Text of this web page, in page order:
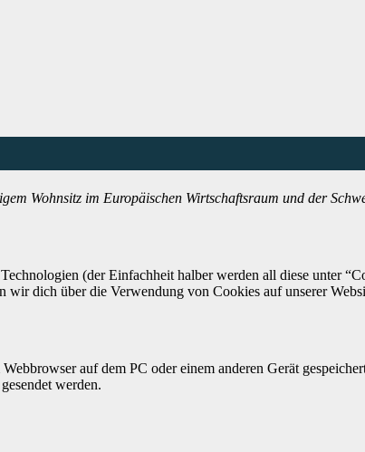
Wohn­sitz im Europäis­chen Wirtschaft­sraum und der
(der Ein­fach­heit hal­ber wer­den all diese unter
wir dich über die Ver­wen­dung von Cook­ies auf unser­er
auf dem PC oder einem anderen Gerät
wer­den.